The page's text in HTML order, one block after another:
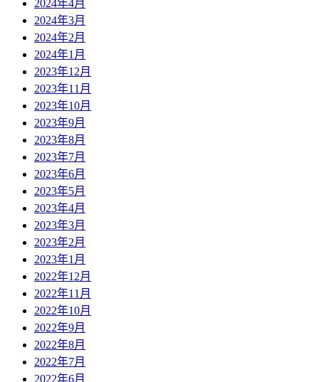
2024年4月
2024年3月
2024年2月
2024年1月
2023年12月
2023年11月
2023年10月
2023年9月
2023年8月
2023年7月
2023年6月
2023年5月
2023年4月
2023年3月
2023年2月
2023年1月
2022年12月
2022年11月
2022年10月
2022年9月
2022年8月
2022年7月
2022年6月